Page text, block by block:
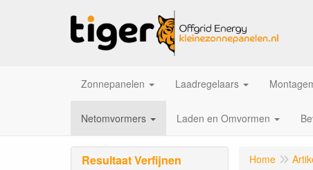
Zonnepanelen Laadregelaars
Netomvormers Laden en Omvormen
Resultaat Verfijnen Home